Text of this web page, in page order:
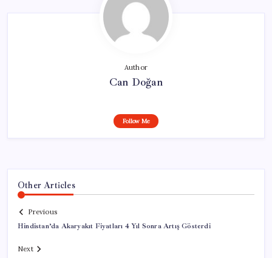
Author
Can Doğan
Follow Me
Other Articles
Previous
Hindistan’da Akaryakıt Fiyatları 4 Yıl Sonra Artış Gösterdi
Next